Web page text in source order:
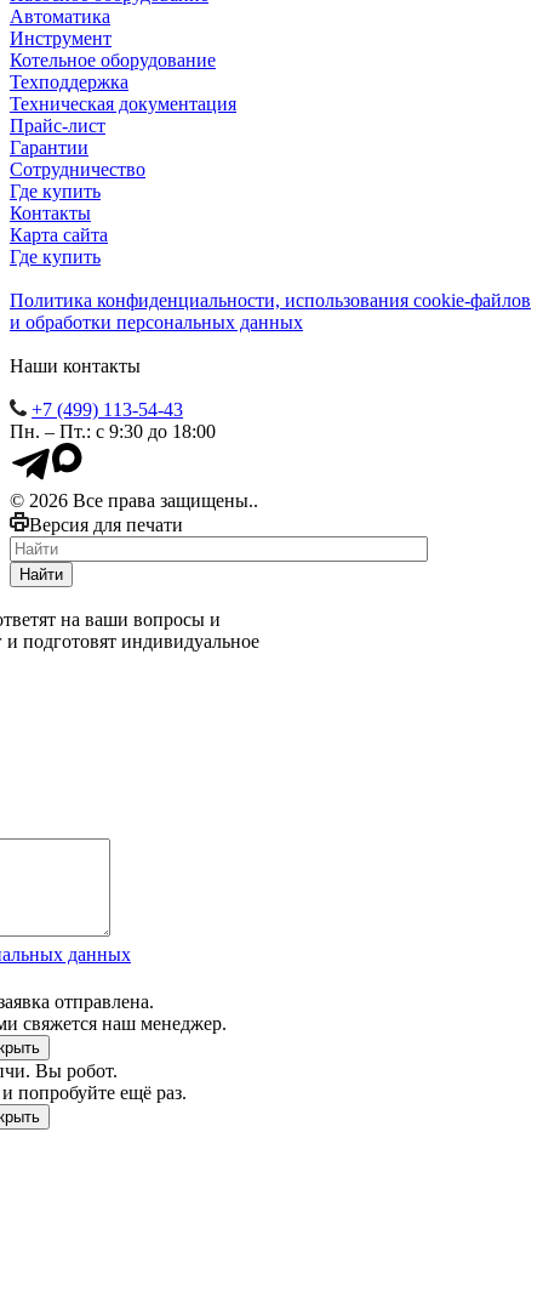
Автоматика
Инструмент
Котельное оборудование
Техподдержка
Техническая документация
Прайс-лист
Гарантии
Сотрудничество
Где купить
Контакты
Карта сайта
Где купить
Политика конфиденциальности, использования сookie-файлов
и обработки персональных данных
Наши контакты
+7 (499) 113-54-43
Пн. – Пт.: с 9:30 до 18:00
© 2026 Все права защищены..
Версия для печати
Найти
на ваши вопросы и
и подготовят индивидуальное
данных
отправлена.
свяжется наш менеджер.
Вы робот.
попробуйте ещё раз.